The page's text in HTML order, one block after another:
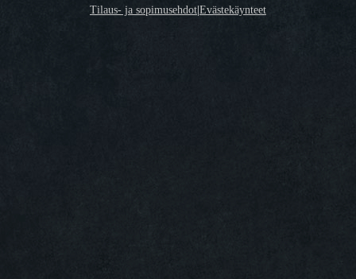
Tilaus- ja sopimusehdot|Evästekäynteet